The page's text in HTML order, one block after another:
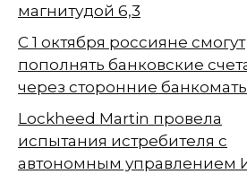
магнитудой 6,3
С 1 октября россияне смогут
пополнять банковские
через сторонние
Lockheed Martin провела
испытания истребителя с
автономным управлением